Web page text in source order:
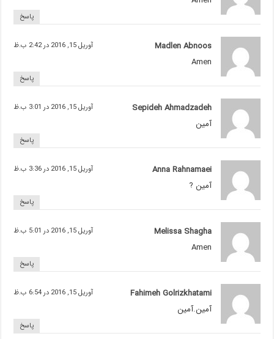
پاسخ
Madlen Abnoos آوریل 15, 2016 در 2:42 ب.ظ
Amen
پاسخ
Sepideh Ahmadzadeh آوریل 15, 2016 در 3:01 ب.ظ
آمین
پاسخ
Anna Rahnamaei آوریل 15, 2016 در 3:36 ب.ظ
آمین ?
پاسخ
Melissa Shagha آوریل 15, 2016 در 5:01 ب.ظ
Amen
پاسخ
Fahimeh Golrizkhatami آوریل 15, 2016 در 6:54 ب.ظ
آمین.آمین
پاسخ